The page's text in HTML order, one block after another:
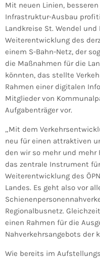
Mit neuen Linien,
Infrastruktur-Ausbau
Landkreise St. Wendel
Weiterentwicklung des
einem S-Bahn-Netz, der
die Maßnahmen für die
könnten, das stellte
Rahmen einer digitalen
Mitglieder von
Aufgabenträger vor.
„Mit dem
neu für einen attraktiven
den wir so mehr und mehr
das zentrale Instrument
Weiterentwicklung des
Landes. Es geht also vor
Regionalbusnetz.
einen Rahmen für die
Nahverkehrsangebots der
Wie bereits im